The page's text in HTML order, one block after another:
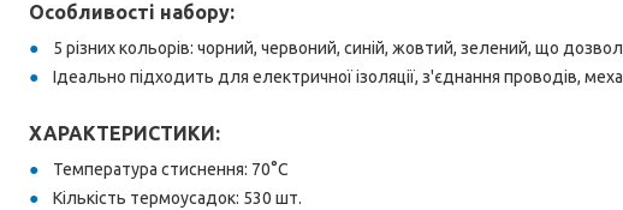
Особливості набору:
5 різних кольорів: чорний, червоний, синій, жовтий, зелений, що
Ідеально підходить для електричної ізоляції, з'єднання проводів,
ХАРАКТЕРИСТИКИ:
Температура стиснення: 70°C
Кількість термоусадок: 530 шт.